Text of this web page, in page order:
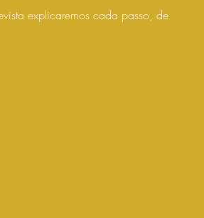
explicaremos cada passo, de